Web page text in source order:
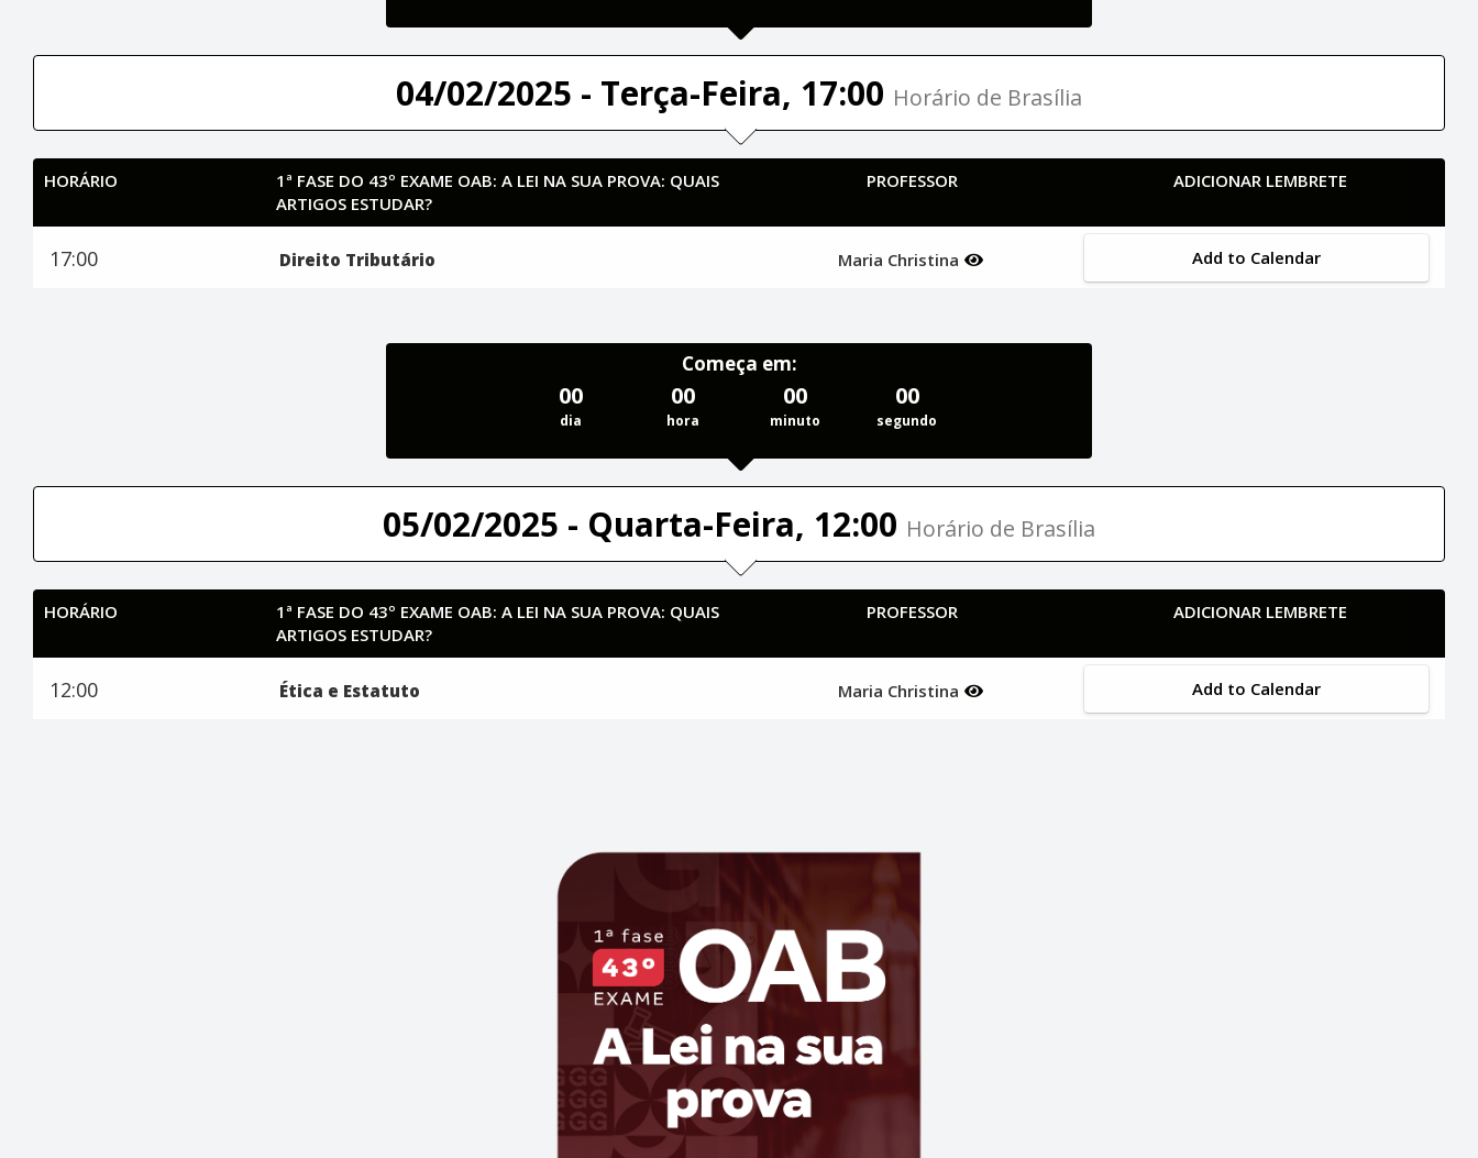
04/02/2025 - Terça-Feira, 17:00 Horário de Brasília
HORÁRIO
1ª FASE DO 43º EXAME OAB: A LEI NA SUA PROVA: QUAIS
ARTIGOS ESTUDAR?
PROFESSOR ADICIONAR LEMBRETE
17:00 Direito Tributário Maria Christina Add to Calendar
Começa em:
00
dia
00
hora
00
minuto
00
segundo
05/02/2025 - Quarta-Feira, 12:00 Horário de Brasília
HORÁRIO
1ª FASE DO 43º EXAME OAB: A LEI NA SUA PROVA: QUAIS
ARTIGOS ESTUDAR?
PROFESSOR ADICIONAR LEMBRETE
12:00 Ética e Estatuto Maria Christina Add to Calendar